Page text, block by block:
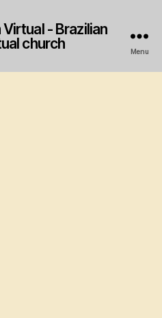
- Brazilian
church
Menu